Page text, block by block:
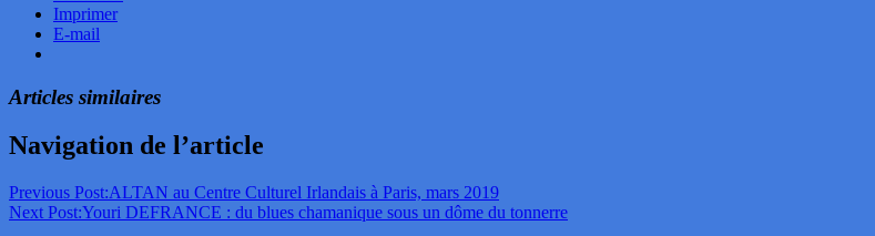
Imprimer
E-mail
Articles similaires
Navigation de l’article
Previous Post:ALTAN au Centre Culturel Irlandais à Paris, mars 2019
Next Post:Youri DEFRANCE : du blues chamanique sous un dôme du tonnerre